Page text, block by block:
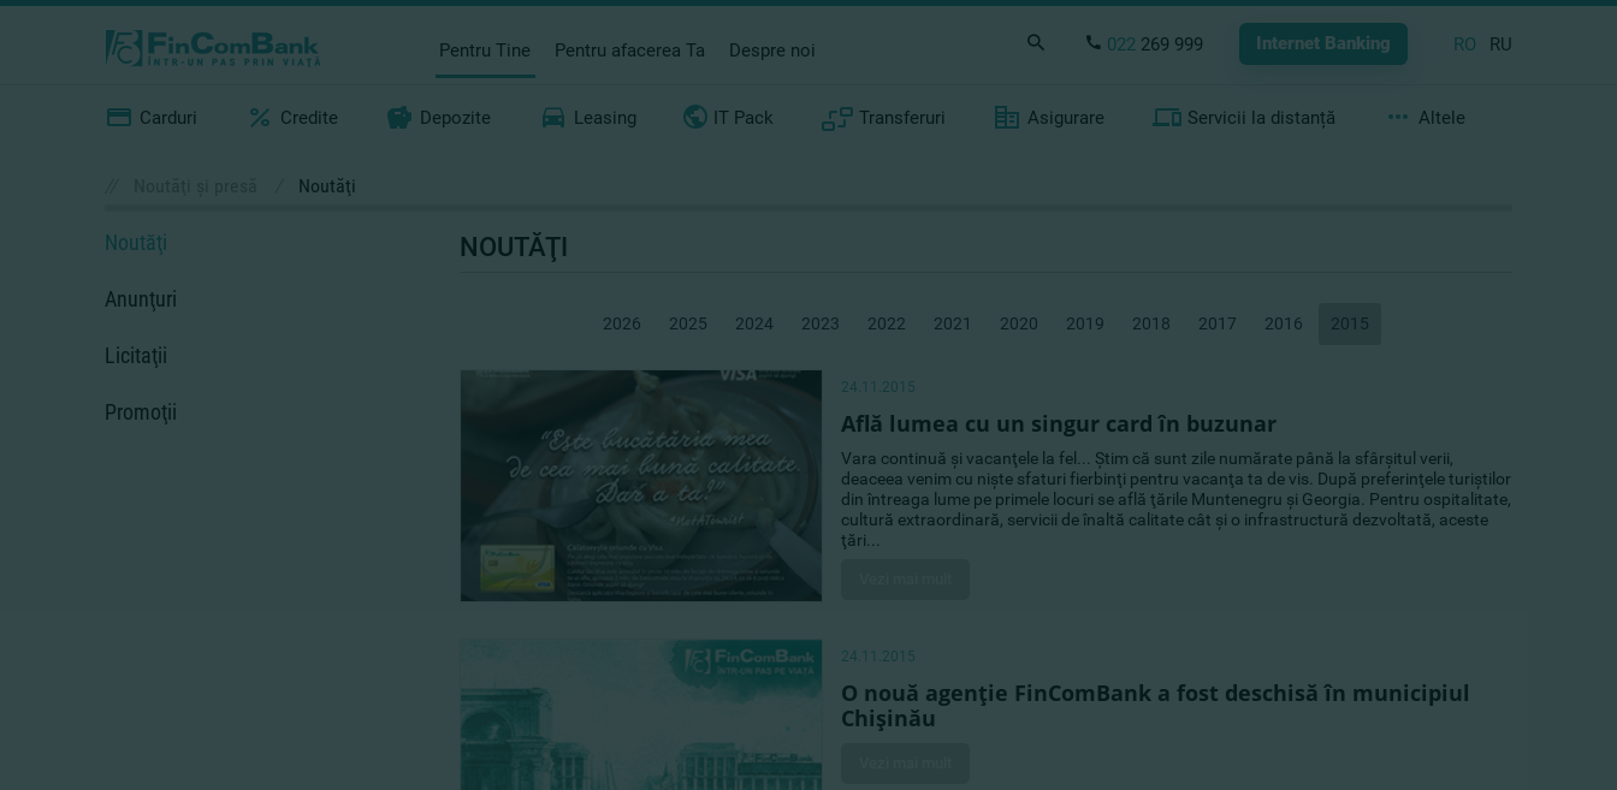
Pentru Tine Pentru afacerea Ta Despre noi 022 269 999 Internet Banking RO RU
Carduri Credite Depozite Leasing IT Pack Transferuri Asigurare Servicii la distanță Altele
Noutăţi
Noutăţi
Anunţuri
Licitaţii
Promoţii
NOUTĂŢI
2026 2025 2024 2023 2022 2021 2020 2019 2018 2017 2016 2015
24.11.2015
Află lumea cu un singur card în buzunar
Vara continuă şi vacanţele la fel... Ştim că sunt zile numărate până la sfârşitul verii,
deaceea venim cu nişte sfaturi fierbinţi pentru vacanţa ta de vis. După preferinţele turiştilor
din întreaga lume pe primele locuri se află ţările Muntenegru şi Georgia. Pentru ospitalitate,
cultură extraordinară, servicii de înaltă calitate cât şi o infrastructură dezvoltată, aceste
ţări...
24.11.2015
O nouă agenţie FinComBank a fost deschisă în municipiul
Chişinău